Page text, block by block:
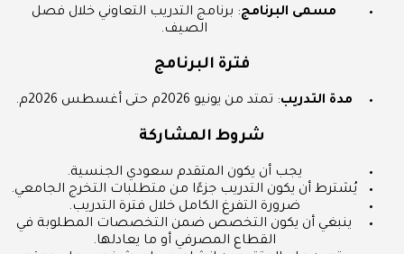
مسمى البرنامج: برنامج التدريب التعاوني خلال فصل
الصيف.
فترة البرنامج
مدة التدريب: تمتد من يونيو 2026م حتى أغسطس 2026م.
شروط المشاركة
يجب أن يكون المتقدم سعودي الجنسية.
يُشترط أن يكون التدريب جزءًا من متطلبات التخرج الجامعي.
ضرورة التفرغ الكامل خلال فترة التدريب.
ينبغي أن يكون التخصص ضمن التخصصات المطلوبة في
القطاع المصرفي أو ما يعادلها.